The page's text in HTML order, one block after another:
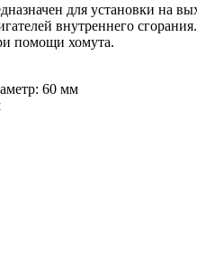
для установки на
внутреннего
помощи хомута.
60 мм